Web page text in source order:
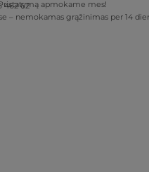
462 62
apmokame mes!
– nemokamas grąžinimas per 14